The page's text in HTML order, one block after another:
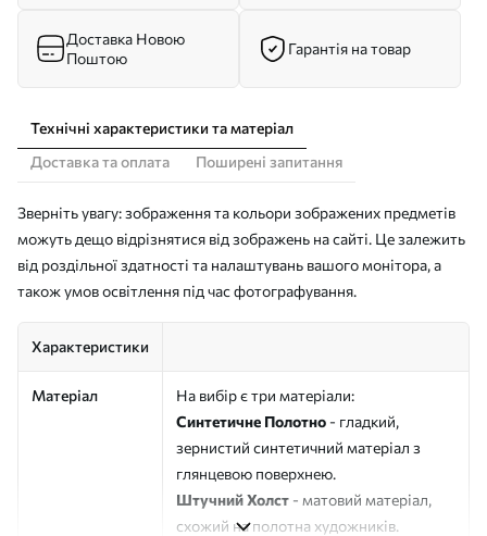
Доставка Новою
Поштою
Гарантія на товар
Технічні характеристики та матеріал
Доставка та оплата
Поширені запитання
Зверніть увагу: зображення та кольори зображених предметів
можуть дещо відрізнятися від зображень на сайті. Це залежить
від роздільної здатності та налаштувань вашого монітора, а
також умов освітлення під час фотографування.
Характеристики
Матеріал
На вибір є три матеріали:
Синтетичне Полотно - гладкий,
зернистий синтетичний матеріал з
глянцевою поверхнею.
Штучний Холст - матовий матеріал,
схожий на полотна художників.